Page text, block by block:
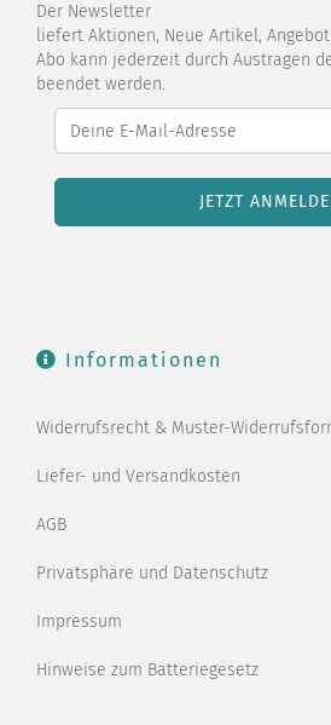
Der Newsletter
liefert Aktionen, Neue Artikel,
Abo kann jederzeit durch Austragen
beendet werden.
Informationen
Widerrufsrecht & Muster-
Liefer- und Versandkosten
AGB
Privatsphäre und Datenschutz
Impressum
Hinweise zum Batteriegesetz